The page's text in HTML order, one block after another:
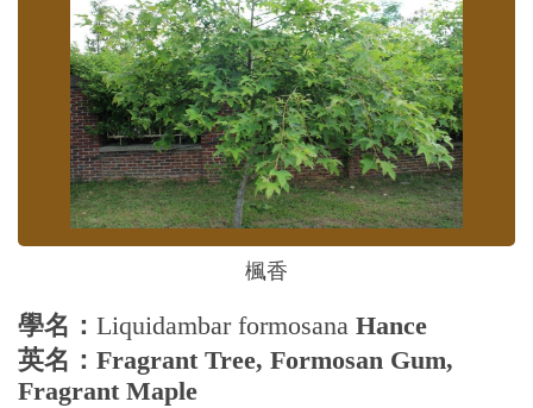
楓香
學名： Liquidambar formosana Hance
英名： Fragrant Tree, Formosan Gum,
Fragrant Maple